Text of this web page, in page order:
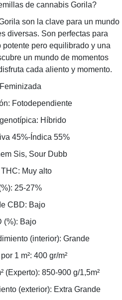
de cannabis Gorila?
son la clave para un mundo
diversas. Son perfectas para
pero equilibrado y una
un mundo de momentos
cada aliento y momento.
Fotodependiente
Híbrido
45%-Índica 55%
Sis, Sour Dubb
Muy alto
25-27%
CBD: Bajo
(%): Bajo
(interior): Grande
1 m²: 400 gr/m²
(Experto): 850-900 g/1,5m²
(exterior): Extra Grande